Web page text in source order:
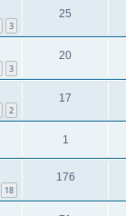
3
25
3
20
2
17
1
18
176